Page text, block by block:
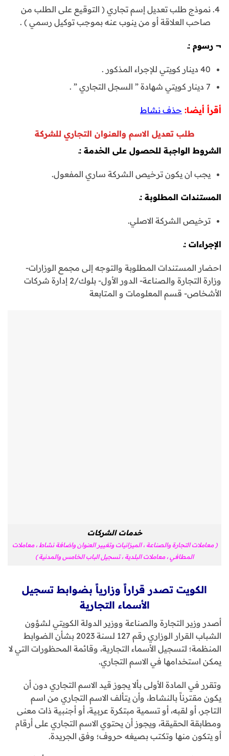
نموذج طلب تعديل إسم تجاري ( التوقيع على الطلب من
صاحب العلاقة أو من ينوب عنه بموجب توكيل رسمي ) .
¬ رسوم :ـ
40 دينار كويتي للإجراء المذكور .
7 دينار كويتي شهادة ” السجل التجاري ” .
أقرأ أيضا: حذف نشاط
طلب تعديل الاسم والعنوان التجاري للشركة
الشروط الواجبة للحصول على الخدمة :ـ
يجب ان يكون ترخيص الشركة ساري المفعول.
المستندات المطلوبة :ـ
ترخيص الشركة الاصلي.
الإجراءات :ـ
احضار المستندات المطلوبة والتوجه إلى مجمع الوزارات-
وزارة التجارة والصناعة- الدور الأول- بلوك/2 إدارة شركات
الأشخاص- قسم المعلومات و المتابعة
خدمات الشركات
( معاملات التجارة والصناعة ، الميزانيات وتغيير العنوان واضافة نشاط ، معاملات
المطافي ، معاملات البلدية ، تسجيل الباب الخامس والمدنية )
الكويت تصدر قراراً وزارياً بضوابط تسجيل
الأسماء التجارية
أصدر وزير التجارة والصناعة ووزير الدولة الكويتي لشؤون
الشباب القرار الوزاري رقم 127 لسنة 2023 بشأن الضوابط
المنظمة؛ لتسجيل الأسماء التجارية، وقائمة المحظورات التي لا
يمكن استخدامها في الاسم التجاري.
وتقرر في المادة الأولى بألا يجوز قيد الاسم التجاري دون أن
يكون مقترناً بالنشاط، وأن يتألف الاسم التجاري من اسم
التاجر، أو لقبه، أو تسمية مبتكرة عربية، أو أجنبية ذات معنى
ومطابقة الحقيقة، ويجوز أن يحتوي الاسم التجاري على أرقام
أو يتكون منها وتكتب بصيغه حروف؛ وفق الجريدة.